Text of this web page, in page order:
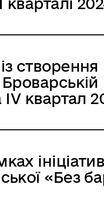
створення
IV квартал
«Без